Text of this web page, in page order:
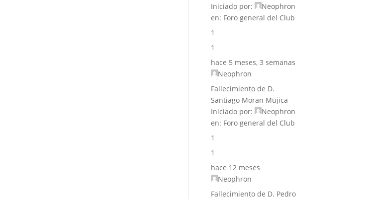
Iniciado por:
Neophron
en: Foro general del Club
1
1
hace 5 meses, 3 semanas
Neophron
Fallecimiento de D.
Santiago Moran Mujica
Iniciado por:
Neophron
en: Foro general del Club
1
1
hace 12 meses
Neophron
Fallecimiento de D. Pedro